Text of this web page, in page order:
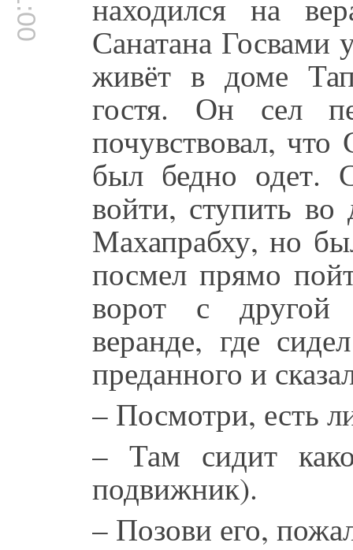
Санатана Госвами
живёт в доме
гостя. Он сел
почувствовал,
был бедно одет.
войти, ступить
Махапрабху, но
посмел прямо
ворот с другой
веранде, где
преданного и
– Посмотри, есть
– Там сидит
подвижник).
– Позови его,